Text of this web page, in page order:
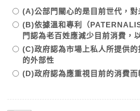
(A)公部門關心的是目前世代，
(B)依據溫和專利（
門認為老百姓應減少目前消費，
(C)政府認為市場上私人所提供
的外部性
(D)政府認為應重視目前的消費而